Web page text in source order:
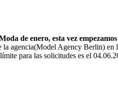
de enero, esta vez
la agencia(Model Agency Berlin) en
para las solicitudes es el